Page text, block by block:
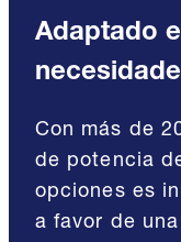
Adaptado
Con más de
de potencia
opciones es
a favor de